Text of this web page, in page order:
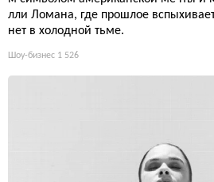
лли Ломана, где прошлое
нет в холодной тьме.
Шоу-бизнес 1 526